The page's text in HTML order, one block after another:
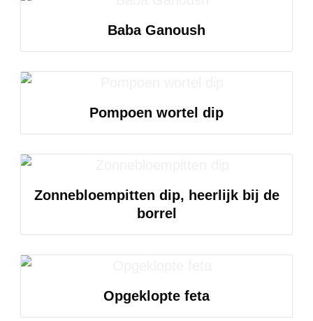
Baba Ganoush
Pompoen wortel dip
Zonnebloempitten dip, heerlijk bij de
borrel
Opgeklopte feta